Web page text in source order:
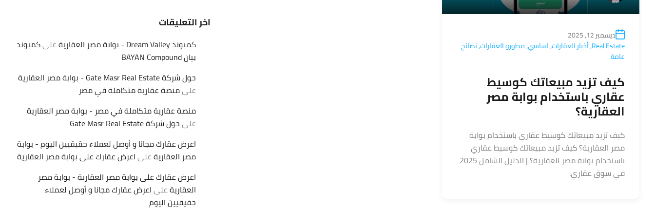
ديسمبر 12, 2025
Real Estate
,أخبار العقارات,اساسي,مطورو العقارات,نصائح
عامة
كيف تزيد مبيعاتك كوسيط
عقاري باستخدام بوابة مصر
العقارية؟
كيف تزيد مبيعاتك كوسيط عقاري باستخدام بوابة
مصر العقارية؟ كيف تزيد مبيعاتك كوسيط عقاري
باستخدام بوابة مصر العقارية؟ | الدليل الشامل 2025
في سوق عقاري.
اخر التعليقات
كمبوند Dream Valley - بوابة مصر العقارية علىكمبوند
بيان BAYAN Compound
حول شركة Gate Masr Real Estate - بوابة مصر العقارية
علىمنصة عقارية متكاملة في مصر
منصة عقارية متكاملة في مصر - بوابة مصر العقارية
علىحول شركة Gate Masr Real Estate
اعرض عقارك مجانا و أوصل لعملاء حقيقيين اليوم - بوابة
مصر العقاريةعلىاعرض عقارك على بوابة مصر العقارية
اعرض عقارك على بوابة مصر العقارية - بوابة مصر
العقاريةعلىاعرض عقارك مجانا و أوصل لعملاء
حقيقيين اليوم